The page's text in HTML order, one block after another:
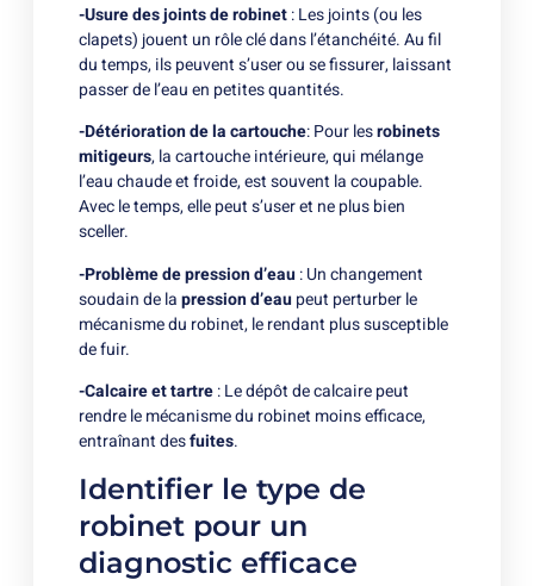
-Usure des joints de robinet: Les joints (ou les
clapets) jouent un rôle clé dans l’étanchéité. Au fil
du temps, ils peuvent s’user ou se fissurer, laissant
passer de l’eau en petites quantités.
-Détérioration de la cartouche: Pour lesrobinets
mitigeurs, la cartouche intérieure, qui mélange
l’eau chaude et froide, est souvent la coupable.
Avec le temps, elle peut s’user et ne plus bien
sceller.
-Problème de pression d’eau: Un changement
soudain de lapression d’eaupeut perturber le
mécanisme du robinet, le rendant plus susceptible
de fuir.
-Calcaire et tartre: Le dépôt de calcaire peut
rendre le mécanisme du robinet moins efficace,
entraînant desfuites.
Identifier le type de
robinet pour un
diagnostic efficace